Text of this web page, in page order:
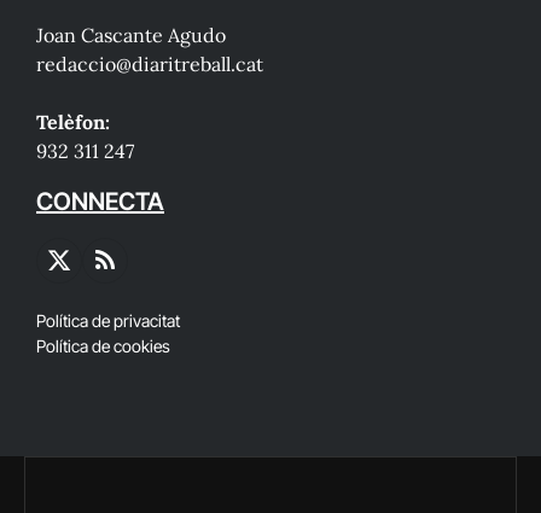
Joan Cascante Agudo
redaccio@diaritreball.cat
Telèfon:
932 311 247
CONNECTA
X
RSS
Política de privacitat
Política de cookies